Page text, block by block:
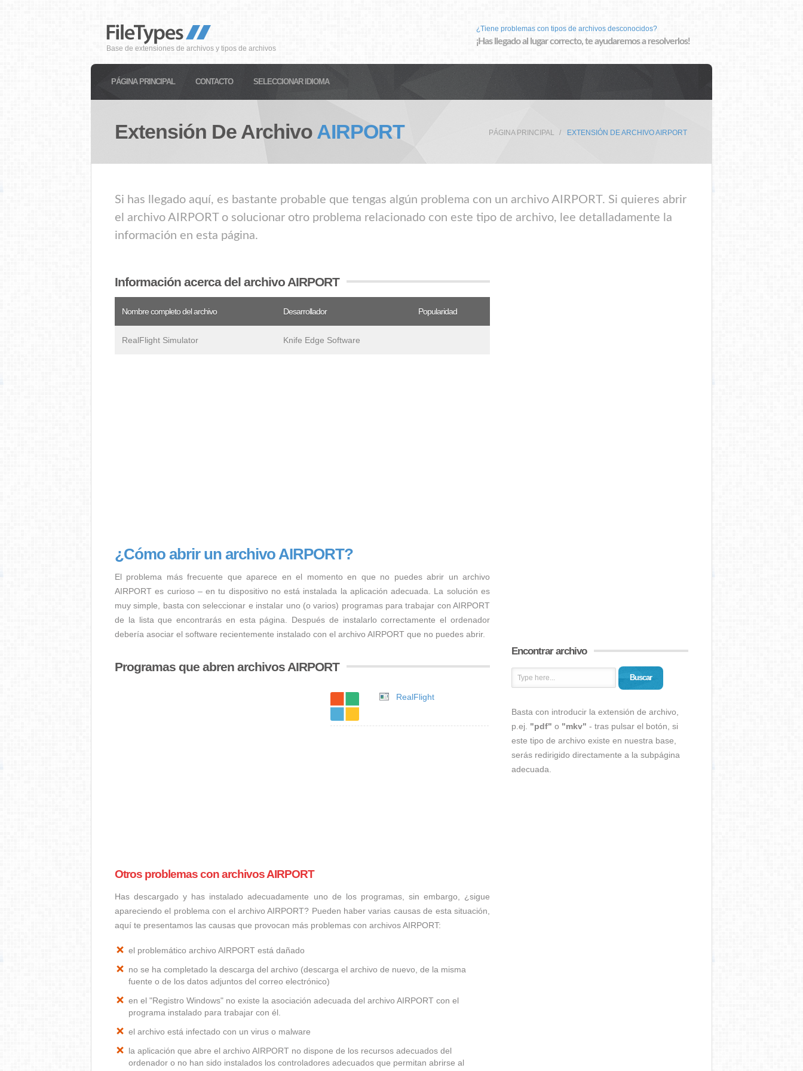
Base de extensiones de archivos y tipos de archivos
¿Tiene problemas con tipos de archivos desconocidos?
¡Has llegado al lugar correcto, te ayudaremos a resolverlos!
PÁGINA PRINCIPAL CONTACTO SELECCIONAR IDIOMA
Extensión De Archivo AIRPORT PÁGINA PRINCIPAL EXTENSIÓN DE ARCHIVO AIRPORT
Si has llegado aquí, es bastante probable que tengas algún problema con un archivo AIRPORT. Si quieres abrir
el archivo AIRPORT o solucionar otro problema relacionado con este tipo de archivo, lee detalladamente la
información en esta página.
Información acerca del archivo AIRPORT
Nombre completo del archivo Desarrollador Popularidad
RealFlight Simulator Knife Edge Software
¿Cómo abrir un archivo AIRPORT?
El problema más frecuente que aparece en el momento en que no puedes abrir un archivo
AIRPORT es curioso – en tu dispositivo no está instalada la aplicación adecuada. La solución es
muy simple, basta con seleccionar e instalar uno (o varios) programas para trabajar con AIRPORT
de la lista que encontrarás en esta página. Después de instalarlo correctamente el ordenador
debería asociar el software recientemente instalado con el archivo AIRPORT que no puedes abrir.
Programas que abren archivos AIRPORT
RealFlight
Otros problemas con archivos AIRPORT
Has descargado y has instalado adecuadamente uno de los programas, sin embargo, ¿sigue
apareciendo el problema con el archivo AIRPORT? Pueden haber varias causas de esta situación,
aquí te presentamos las causas que provocan más problemas con archivos AIRPORT:
el problemático archivo AIRPORT está dañado
no se ha completado la descarga del archivo (descarga el archivo de nuevo, de la misma
fuente o de los datos adjuntos del correo electrónico)
en el "Registro Windows" no existe la asociación adecuada del archivo AIRPORT con el
programa instalado para trabajar con él.
el archivo está infectado con un virus o malware
la aplicación que abre el archivo AIRPORT no dispone de los recursos adecuados del
ordenador o no han sido instalados los controladores adecuados que permitan abrirse al
Encontrar archivo
Buscar
Basta con introducir la extensión de archivo,
p.ej. "pdf" o "mkv" - tras pulsar el botón, si
este tipo de archivo existe en nuestra base,
serás redirigido directamente a la subpágina
adecuada.